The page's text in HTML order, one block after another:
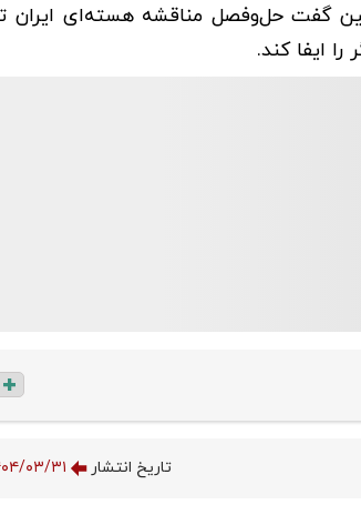
گفت حل‌وفصل مناقشه هسته‌ای ایران
ایفا کند.
تاریخ انتشار ۱۴۰۴/۰۳/۳۱